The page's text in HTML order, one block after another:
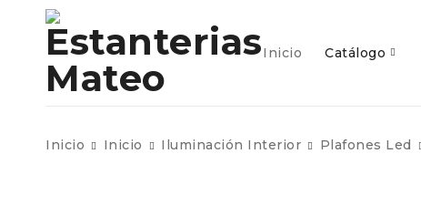
Inicio Catálogo
Inicio Inicio Iluminación Interior Plafones Led